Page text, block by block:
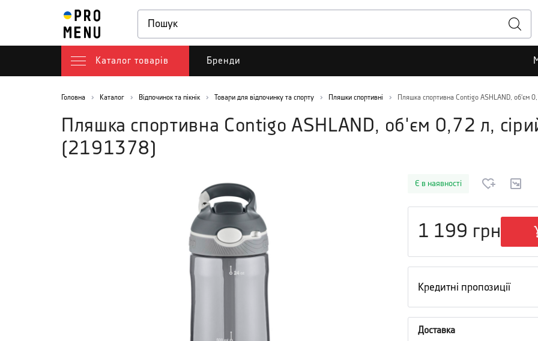
Каталог товарів Бренди
Головна Каталог Відпочинок та пікнік Товари для відпочинку та спорту Пляшки спортивні Пляшка спортивна Contigo ASHLAND, об'єм
Пляшка спортивна Contigo ASHLAND, об'єм 0,72 л,
( 2191378 )
Є в наявності
1 199 грн
Кредитні пропозиції
Доставка